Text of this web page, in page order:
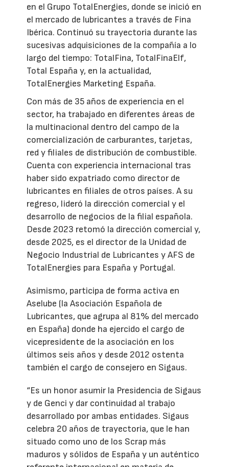
en el Grupo TotalEnergies, donde se inició en
el mercado de lubricantes a través de Fina
Ibérica. Continuó su trayectoria durante las
sucesivas adquisiciones de la compañía a lo
largo del tiempo: TotalFina, TotalFinaElf,
Total España y, en la actualidad,
TotalEnergies Marketing España.
Con más de 35 años de experiencia en el
sector, ha trabajado en diferentes áreas de
la multinacional dentro del campo de la
comercialización de carburantes, tarjetas,
red y filiales de distribución de combustible.
Cuenta con experiencia internacional tras
haber sido expatriado como director de
lubricantes en filiales de otros países. A su
regreso, lideró la dirección comercial y el
desarrollo de negocios de la filial española.
Desde 2023 retomó la dirección comercial y,
desde 2025, es el director de la Unidad de
Negocio Industrial de Lubricantes y AFS de
TotalEnergies para España y Portugal.
Asimismo, participa de forma activa en
Aselube (la Asociación Española de
Lubricantes, que agrupa al 81% del mercado
en España) donde ha ejercido el cargo de
vicepresidente de la asociación en los
últimos seis años y desde 2012 ostenta
también el cargo de consejero en Sigaus.
“Es un honor asumir la Presidencia de Sigaus
y de Genci y dar continuidad al trabajo
desarrollado por ambas entidades. Sigaus
celebra 20 años de trayectoria, que le han
situado como uno de los Scrap más
maduros y sólidos de España y un auténtico